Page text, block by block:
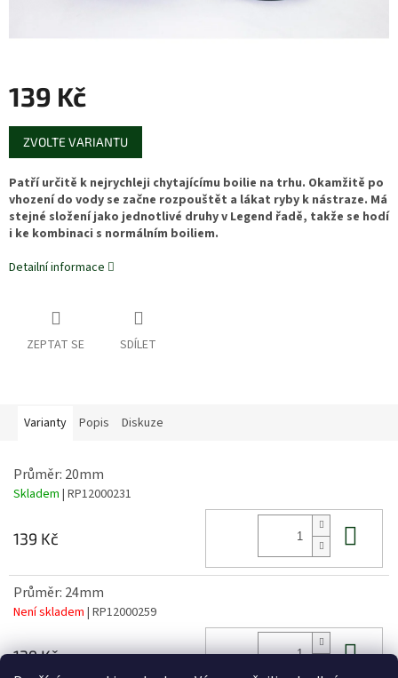
139 Kč
Měrná
cena:
ZVOLTE VARIANTU
Patří určitě k nejrychleji chytajícímu boilie na trhu. Okamžitě po
vhození do vody se začne rozpouštět a lákat ryby k nástraze. Má
stejné složení jako jednotlivé druhy v Legend řadě, takže se hodí
i ke kombinaci s normálním boiliem.
Detailní informace
ZEPTAT SE SDÍLET
Varianty Popis Diskuze
Průměr: 20mm
Skladem | RP12000231
139 Kč
Průměr: 24mm
Není skladem | RP12000259
139 Kč Do